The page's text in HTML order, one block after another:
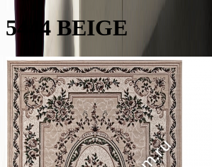
5444 BEIGE